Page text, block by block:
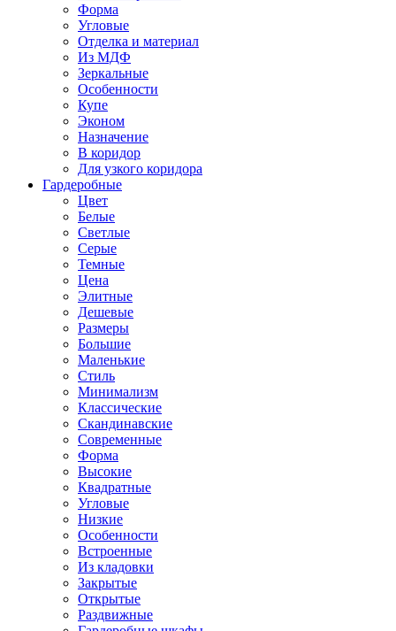
Форма
Угловые
Отделка и материал
Из МДФ
Зеркальные
Особенности
Купе
Эконом
Назначение
В коридор
Для узкого коридора
Гардеробные
Цвет
Белые
Светлые
Серые
Темные
Цена
Элитные
Дешевые
Размеры
Большие
Маленькие
Стиль
Минимализм
Классические
Скандинавские
Современные
Форма
Высокие
Квадратные
Угловые
Низкие
Особенности
Встроенные
Из кладовки
Закрытые
Открытые
Раздвижные